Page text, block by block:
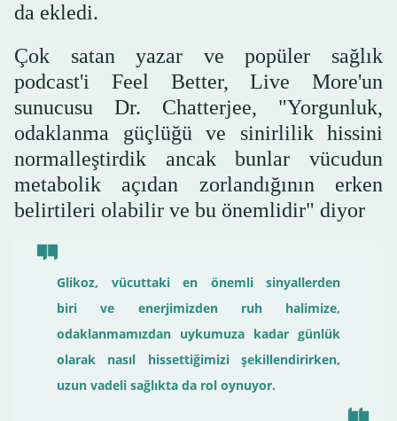
da ekledi.
Çok satan yazar ve popüler sağlık
podcast'i Feel Better, Live More'un
sunucusu Dr. Chatterjee, "Yorgunluk,
odaklanma güçlüğü ve sinirlilik hissini
normalleştirdik ancak bunlar vücudun
metabolik açıdan zorlandığının erken
belirtileri olabilir ve bu önemlidir" diyor
Glikoz, vücuttaki en önemli sinyallerden
biri ve enerjimizden ruh halimize,
odaklanmamızdan uykumuza kadar günlük
olarak nasıl hissettiğimizi şekillendirirken,
uzun vadeli sağlıkta da rol oynuyor.